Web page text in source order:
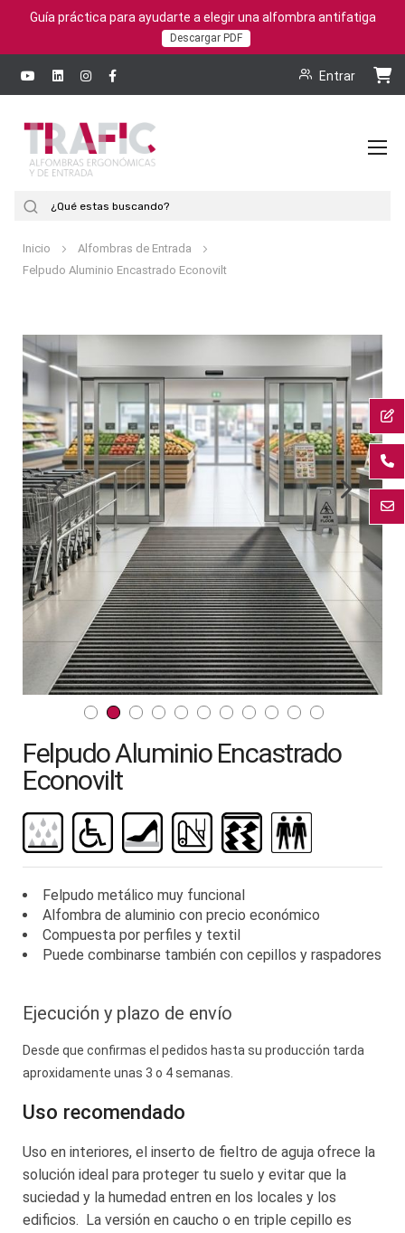
Guía práctica para ayudarte a elegir una alfombra antifatiga
Descargar PDF
Entrar
Inicio
Alfombras de Entrada
Felpudo Aluminio Encastrado Econovilt
Saltar
al
final
de
la
galería
de
imágenes
al
comienzo
de
la
galería
de
imágenes
Felpudo Aluminio Encastrado
Econovilt
Felpudo metálico muy funcional
Alfombra de aluminio con precio económico
Compuesta por perfiles y textil
Puede combinarse también con cepillos y raspadores
Ejecución y plazo de envío
Desde que confirmas el pedidos hasta su producción tarda
aproxidamente unas 3 o 4 semanas.
Uso recomendado
Uso en interiores, el inserto de fieltro de aguja ofrece la
solución ideal para proteger tu suelo y evitar que la
suciedad y la humedad entren en los locales y los
edificios. La versión en caucho o en triple cepillo es